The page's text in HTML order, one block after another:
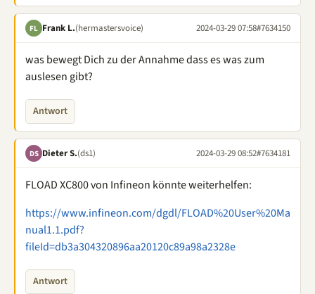
FL Frank L.(hermastersvoice) 2024-03-29 07:58#7634150
was bewegt Dich zu der Annahme dass es was zum
auslesen gibt?
Antwort
DS Dieter S.(ds1) 2024-03-29 08:52#7634181
FLOAD XC800 von Infineon könnte weiterhelfen:
https://www.infineon.com/dgdl/FLOAD%20User%20Ma
nual1.1.pdf?
fileId=db3a304320896aa20120c89a98a2328e
Antwort